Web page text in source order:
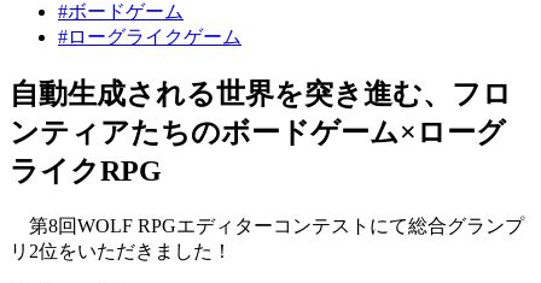
#ボードゲーム
#ローグライクゲーム
自動生成される世界を突き進む、フロ
ンティアたちのボードゲーム×ローグ
ライクRPG
第8回WOLF RPGエディターコンテストにて総合グランプ
リ2位をいただきました！